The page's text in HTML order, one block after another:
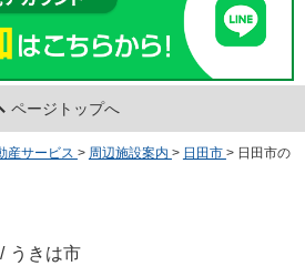
ページトップへ
産サービス > 周辺施設案内 > 日田市 > 日田市の
/ うきは市